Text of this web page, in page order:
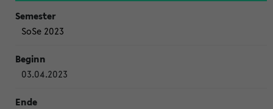
SoSe 2023
03.04.2023